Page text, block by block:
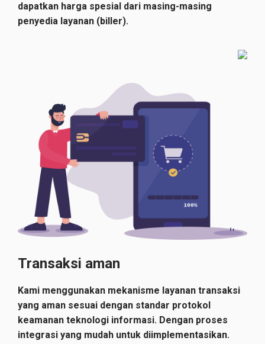
dapatkan harga spesial dari masing-masing
penyedia layanan (biller).
Transaksi aman
Kami menggunakan mekanisme layanan transaksi
yang aman sesuai dengan standar protokol
keamanan teknologi informasi. Dengan proses
integrasi yang mudah untuk diimplementasikan.